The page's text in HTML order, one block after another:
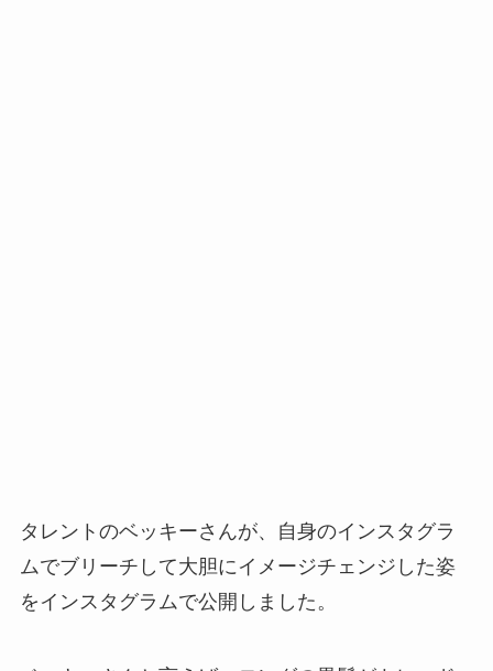
タレントのベッキーさんが、自身のインスタグラ
ムでブリーチして大胆にイメージチェンジした姿
をインスタグラムで公開しました。